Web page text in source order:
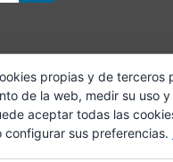
EN FACEBOOK
propias y de terceros
de la web, medir su uso
aceptar todas las
configurar sus preferencias.